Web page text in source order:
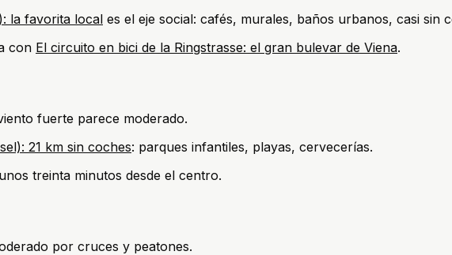
la favorita local es el eje social: cafés, murales, baños urbanos, casi sin
con El circuito en bici de la Ringstrasse: el gran bulevar de Viena.
fuerte parece moderado.
21 km sin coches: parques infantiles, playas, cervecerías.
treinta minutos desde el centro.
por cruces y peatones.